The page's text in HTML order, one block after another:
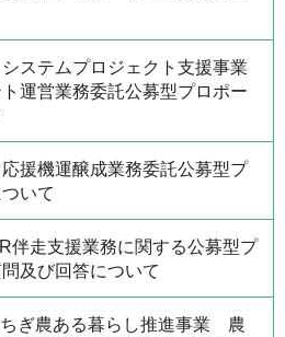
ステムプロジェクト支援事業
運営業務委託公募型プロポー
援機運醸成業務委託公募型プ
いて
伴走支援業務に関する公募型プ
及び回答について
ぎ農ある暮らし推進事業 農